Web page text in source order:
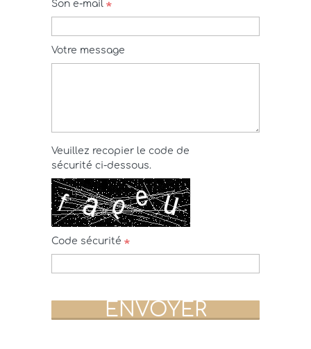
Son e-mail
Votre message
Veuillez recopier le code de
sécurité ci-dessous.
Code sécurité